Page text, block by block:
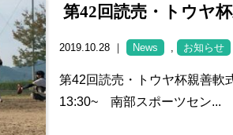
第42回読売・トウヤ
2019.10.28 ｜ News お知らせ
第42回読売・トウヤ杯親善
13:30~ 南部スポーツセン...